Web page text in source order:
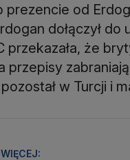
prezencie od
dołączył
przekazała, że
przepisy
w Turcji i